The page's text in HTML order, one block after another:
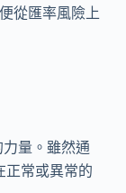
從匯率風險上
量。雖然通
正常或異常的